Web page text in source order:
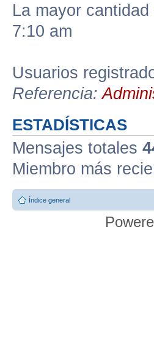
La mayor
7:10 am
Usuarios
Referencia:
ESTADÍSTICAS
Mensajes totales
Miembro más
Índice general